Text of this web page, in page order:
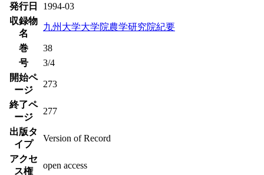
発行日
1994-03
収録物
名
九州大学大学院農学研究院紀要
巻
38
号
3/4
開始ペ
ージ
273
終了ペ
ージ
277
出版タ
イプ
Version of Record
アクセ
ス権
open access